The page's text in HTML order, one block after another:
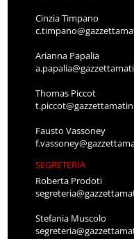
Cinzia Timpano
Arianna Papalia
Thomas Piccot
Fausto Vassoney
SEGRETERIA
Roberta Prodoti
Stefania Muscolo